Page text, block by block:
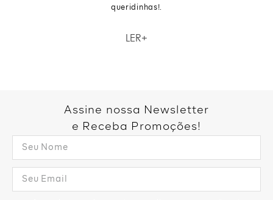
queridinhas!.
LER
Então dá só uma olhada nos detalhes das nossas peças
Assine nossa Newsletter
e Receba Promoções!